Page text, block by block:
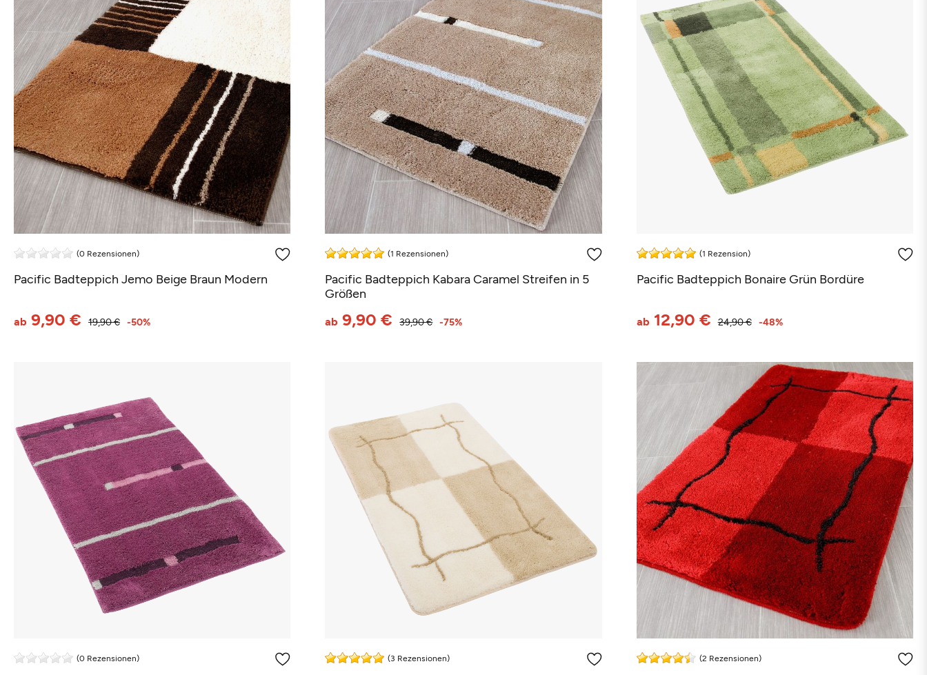
(0 Rezensionen)
Pacific Badteppich Jemo Beige Braun Modern
19,90 €
ab 9,90 € -50%
(1 Rezensionen)
Pacific Badteppich Kabara Caramel Streifen in 5
Größen
39,90 €
ab 9,90 € -75%
(1 Rezension)
Pacific Badteppich Bonaire Grün Bordüre
24,90 €
ab 12,90 € -48%
(0 Rezensionen) (3 Rezensionen) (2 Rezensionen)